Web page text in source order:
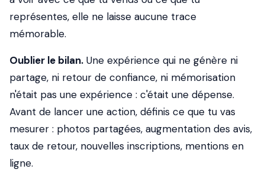
représentes, elle ne laisse aucune trace
mémorable.
Oublier le bilan. Une expérience qui ne génère ni
partage, ni retour de confiance, ni mémorisation
n'était pas une expérience : c'était une dépense.
Avant de lancer une action, définis ce que tu vas
mesurer : photos partagées, augmentation des avis,
taux de retour, nouvelles inscriptions, mentions en
ligne.